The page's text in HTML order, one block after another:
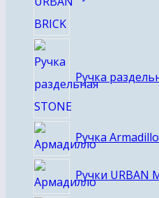
Ручка
Ручка
Ручки URBAN